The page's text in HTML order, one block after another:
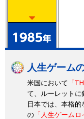
人生ゲーム
米国において 「
て、ルーレット
日本では、本格
の 「人生ゲームロ